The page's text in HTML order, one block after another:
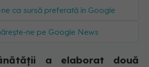
ca sursă preferată în Google
ne pe Google News
a elaborat două